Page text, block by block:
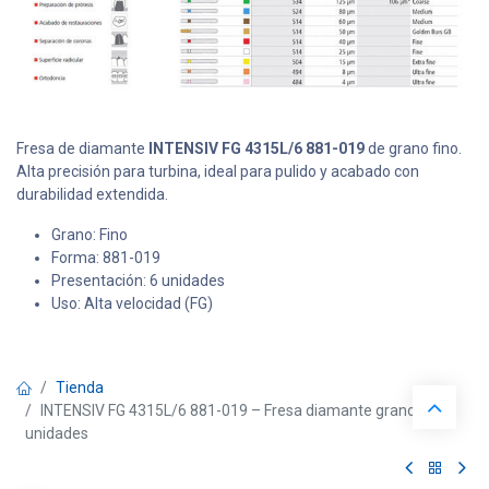
Fresa de diamante INTENSIV FG 4315L/6 881-019de grano fino.
Alta precisión para turbina, ideal para pulido y acabado con
durabilidad extendida.
Grano: Fino
Forma: 881-019
Presentación: 6 unidades
Uso: Alta velocidad (FG)
Tienda
INTENSIV FG 4315L/6 881-019 – Fresa diamante grano fino 6
unidades